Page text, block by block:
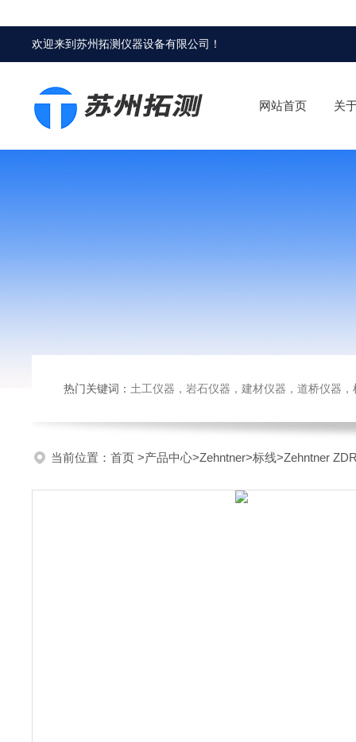
欢迎来到苏州拓测仪器设备有限公司 ！
网站首页 关
热门关键词： 土工仪器，岩石仪器，建材仪器，道桥仪器，检测
当前位置： 首页 >产品中心>Zehntner>标线>Zehntner